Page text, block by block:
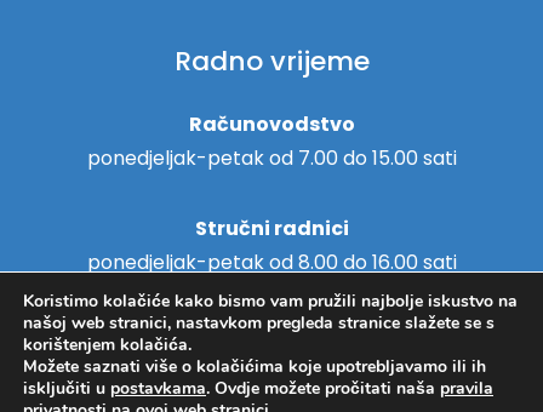
Radno vrijeme
Računovodstvo
ponedjeljak-petak od 7.00 do 15.00 sati
Stručni radnici
ponedjeljak-petak od 8.00 do 16.00 sati
Copyright © 2018. - Centar za
Izrada web stranica
/
Hosting
Koristimo kolačiće kako bismo vam pružili najbolje iskustvo na
našoj web stranici, nastavkom pregleda stranice slažete se s
korištenjem kolačića.
Možete saznati više o kolačićima koje upotrebljavamo ili ih
isključiti u postavkama. Ovdje možete pročitati naša pravila